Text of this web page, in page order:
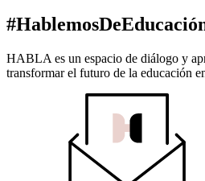
HABLA es un espacio de diálogo y
transformar el futuro de la educación